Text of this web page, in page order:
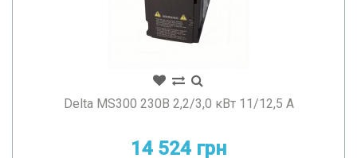
Delta MS300 230В 2,2/3,0 кВт 11/12,5 А
14 524 грн